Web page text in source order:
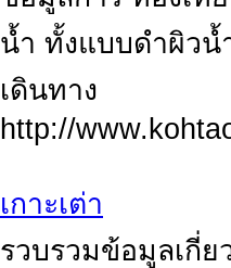
น้ำ ทั้งแบบดำผิวน้
เดินทาง
http://
เกาะเต่า
รวบรวมข้อมูลเกี่ย